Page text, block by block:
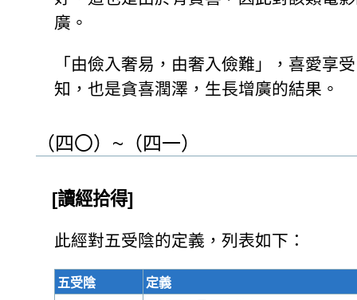
廣。
「由儉入奢易，由奢入儉難」，喜愛享
知，也是貪喜潤澤，生長增廣的結果。
（四〇）~（四一）
[讀經拾得]
此經對五受陰的定義，列表如下：
五受陰
定義